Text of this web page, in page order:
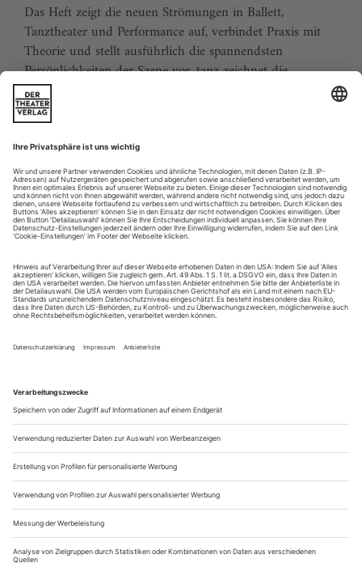
Das Heft zeigt die neuen Strömungen in Ballett,
Tanztheater und Performance auf, verbindet Praxis mit
Theorie und stellt ausführlich die spannendsten
Persönlichkeiten der Szene vor. tanz zeichnet die
Traditionen der Tanzgeschichte nach und stellt
zukunftsweisende Ideen vor. Der Kalender ermöglicht
Tanzliebhabern ihre Reiseplanung in Europa. Eine
aktuelle Liste von Auditions und Workshops sowie der
Schulindex sind unverzichtbar für Profis und das
tanzbegeisterte Publikum.
tanz erscheint zwölf mal im Jahr incl. Doppelheft und
Jahrbuch. Sie erhalten Zugang zum Online-Archiv von
tanz und können sowohl das aktuelle ePaper als auch das
ePaper-Archiv über Ihren Account auf www.der-
theaterverlag.de einsehen. Das Abonnement hat eine
Laufzeit von einem Monat und verlängert sich jeweils um
einen weiteren Monat, sofern es nicht vom Kunden auf
der Seite „Mein Konto/Meine Bestellungen“ auf
des erworbenen Bezugszeitraumes automatisch in Kraft.
Aus steuerlichen Gründen abweichende Preise für Käufe
außerhalb Deutschlands (Endpreis vor Auslösen der Bestellung
ersichtlich)
9,99 €